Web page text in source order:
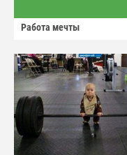
Работа мечты